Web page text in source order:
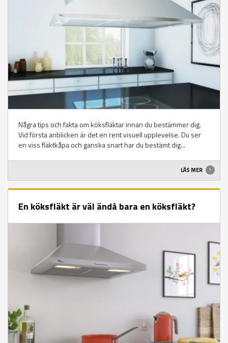
Några tips och fakta om köksfläktar innan du bestämmer dig.
Vid första anblicken är det en rent visuell upplevelse. Du ser
en viss fläktkåpa och ganska snart har du bestämt dig...
LÄS MER
En köksfläkt är väl ändå bara en köksfläkt?